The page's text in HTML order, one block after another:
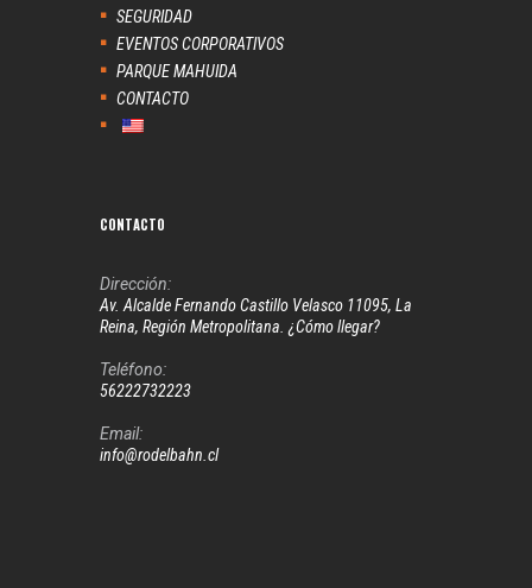
SEGURIDAD
EVENTOS CORPORATIVOS
PARQUE MAHUIDA
CONTACTO
CONTACTO
Dirección:
Av. Alcalde Fernando Castillo Velasco 11095, La
Reina, Región Metropolitana. ¿Cómo llegar?
Teléfono:
56222732223
Email:
info@rodelbahn.cl